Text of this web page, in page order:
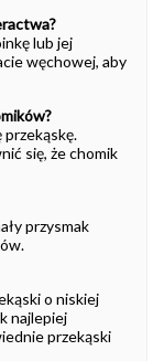
lub jej
węchowej, aby
przekąskę.
się, że chomik
przysmak
o niskiej
najlepiej
przekąski